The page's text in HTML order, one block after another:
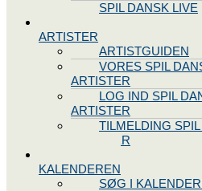
SPIL DANSK LIVE
ARTISTER
ARTISTGUIDEN
VORES SPIL
ARTISTER
LOG IND SPIL
ARTISTER
TILMELDING
ARTISTER
KALENDEREN
SØG I